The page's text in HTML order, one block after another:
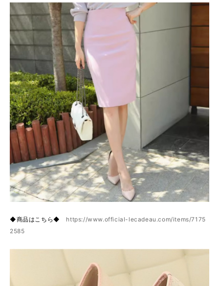
◆商品はこちら◆ https://www.official-lecadeau.com/items/7175
2585